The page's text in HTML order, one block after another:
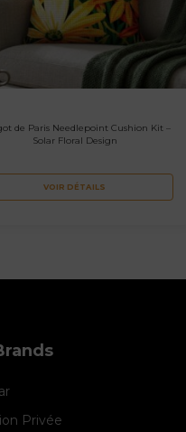
de Paris Needlepoint Cushion Kit –
Solar Floral Design
VOIR DÉTAILS
Privée